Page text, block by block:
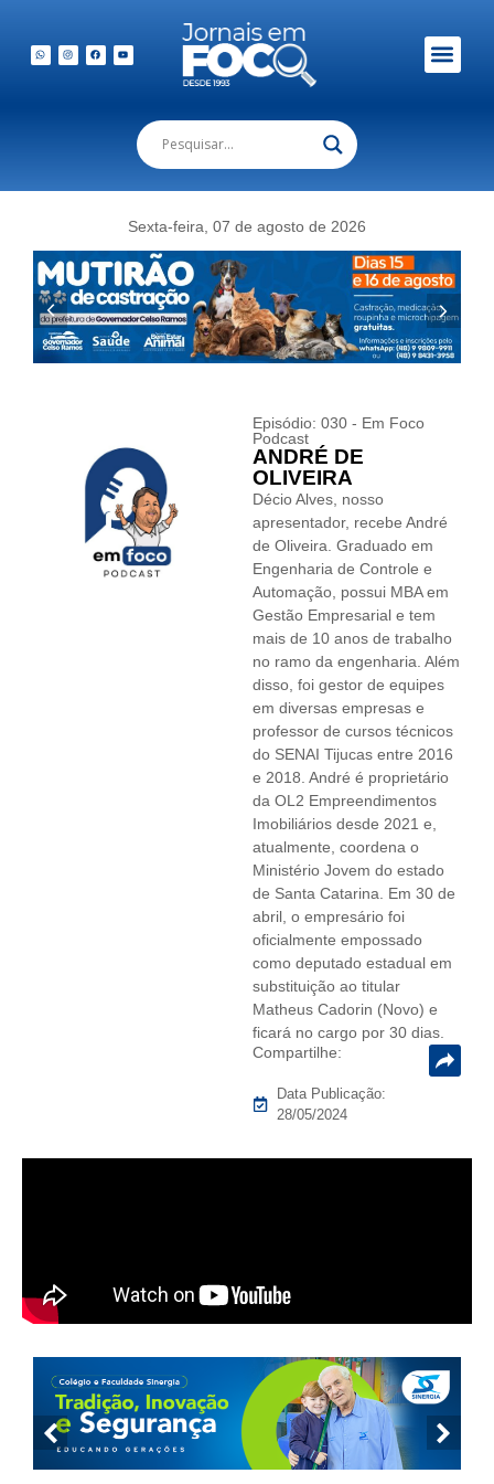
Sexta-feira, 07 de agosto de 2026
Episódio: 030 - Em Foco
Podcast
ANDRÉ DE
OLIVEIRA
Décio Alves, nosso
apresentador, recebe André
de Oliveira. Graduado em
Engenharia de Controle e
Automação, possui MBA em
Gestão Empresarial e tem
mais de 10 anos de trabalho
no ramo da engenharia. Além
disso, foi gestor de equipes
em diversas empresas e
professor de cursos técnicos
do SENAI Tijucas entre 2016
e 2018. André é proprietário
da OL2 Empreendimentos
Imobiliários desde 2021 e,
atualmente, coordena o
Ministério Jovem do estado
de Santa Catarina. Em 30 de
abril, o empresário foi
oficialmente empossado
como deputado estadual em
substituição ao titular
Matheus Cadorin (Novo) e
ficará no cargo por 30 dias.
Compartilhe:
Data Publicação:
28/05/2024